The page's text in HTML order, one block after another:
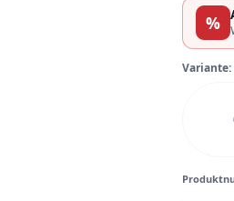
%
Variante: